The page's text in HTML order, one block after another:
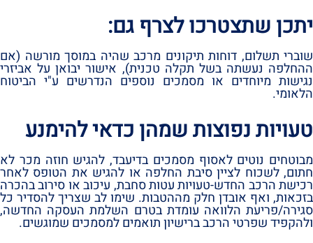
יתכן שתצטרכו לצרף גם:‏
שוברי תשלום,‏ דוחות תיקונים מרכב שהיה במוסך מורשה ‏(אם
ההחלפה נעשתה בשל תקלה טכנית)‏,‏ אישור יבואן על אביזרי
נגישות מיוחדים או מסמכים נוספים הנדרשים ע‏"י הביטוח
הלאומי.‏
טעויות נפוצות שמהן כדאי להימנע
מבוטחים נוטים לאסוף מסמכים בדיעבד,‏ להגיש חוזה מכר לא
חתום,‏ לשכוח לציין סיבת החלפה או להגיש את הטופס לאחר
רכישת הרכב החדש-טעויות עטות סחבת,‏ עיכוב או סירוב בהכרה
בזכאות,‏ ואף אובדן חלק מההטבות.‏ שימו לב שצריך להסדיר כל
סגירה/פריעת הלוואה עומדת בטרם השלמת העסקה החדשה,‏
ולהקפיד שפרטי הרכב ברישיון תואמים למסמכים שמוגשים.‏